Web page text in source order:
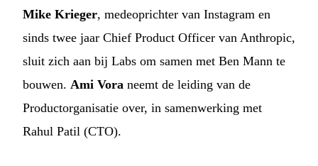
Mike Krieger, medeoprichter van Instagram en
sinds twee jaar Chief Product Officer van Anthropic,
sluit zich aan bij Labs om samen met Ben Mann te
bouwen. Ami Vora neemt de leiding van de
Productorganisatie over, in samenwerking met
Rahul Patil (CTO).